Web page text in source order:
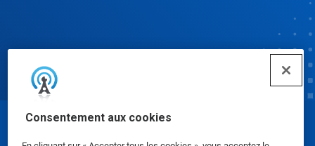
Consentement aux cookies